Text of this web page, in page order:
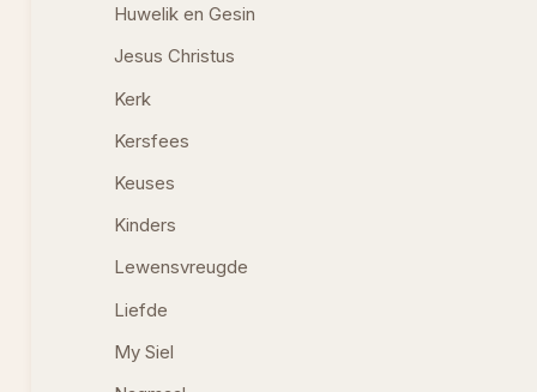
Huwelik en Gesin
Jesus Christus
Kerk
Kersfees
Keuses
Kinders
Lewensvreugde
Liefde
My Siel